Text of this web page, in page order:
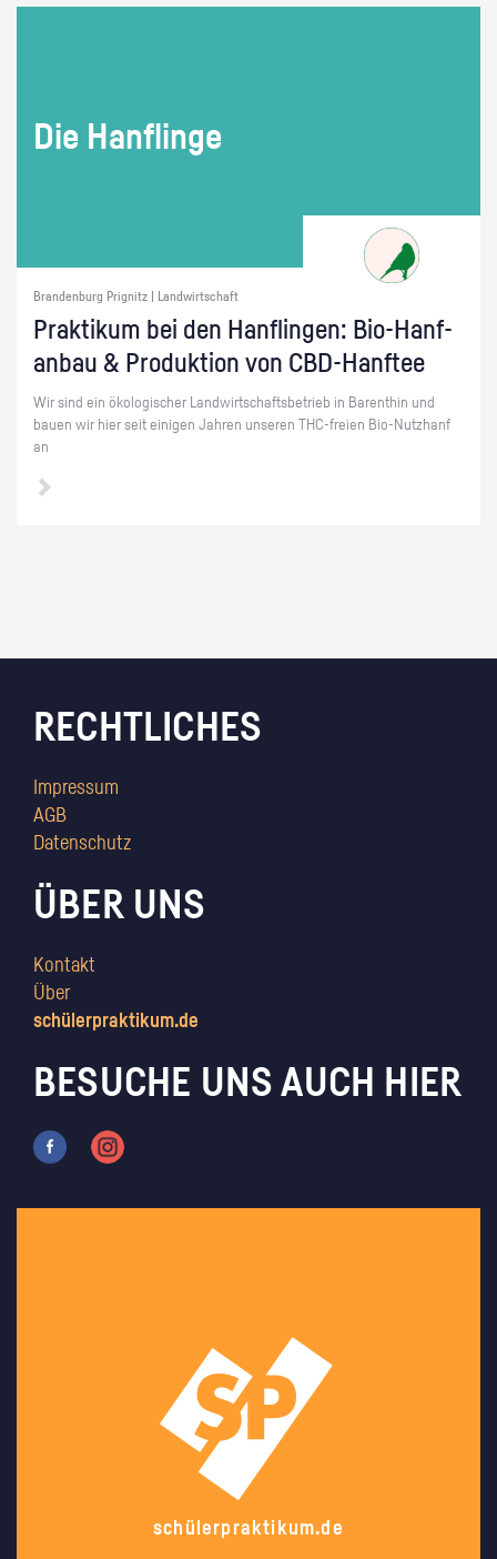
Die Han­f­lin­ge
Brandenburg Prignitz | Landwirtschaft
Prak­ti­kum bei den Han­f­lin­gen: Bio-Hanf­
an­bau & Pro­duk­ti­on von CBD-Hanf­tee
Wir sind ein öko­lo­gi­scher Land­wirt­schafts­be­trieb in Ba­rent­hin und
bauen wir hier seit ei­ni­gen Jah­ren un­se­ren THC-frei­en Bio-Nutz­h­anf
an
RECHTLICHES
Impressum
AGB
Datenschutz
ÜBER UNS
Kontakt
Über
schülerpraktikum.de
BESUCHE UNS AUCH HIER
schülerpraktikum.de